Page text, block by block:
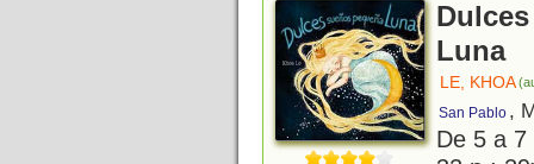
Luna
LE, KHOA
San Pablo ,
De 5 a